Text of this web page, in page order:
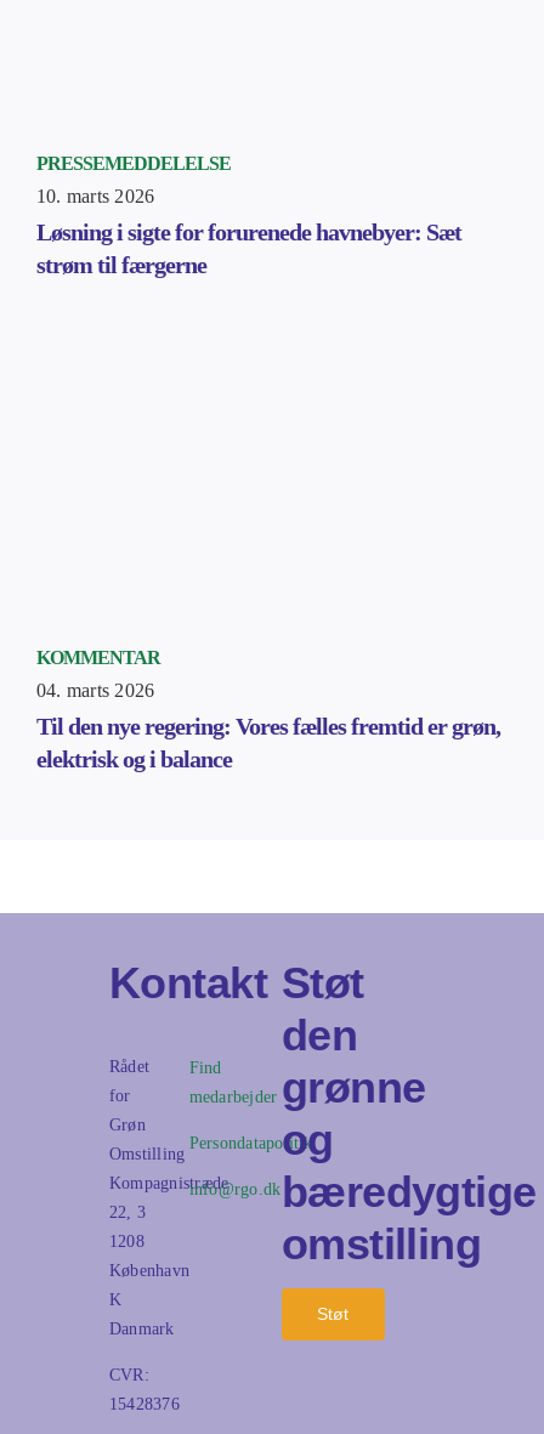
PRESSEMEDDELELSE
10. marts 2026
Løsning i sigte for forurenede havnebyer: Sæt
strøm til færgerne
KOMMENTAR
04. marts 2026
Til den nye regering: Vores fælles fremtid er grøn,
elektrisk og i balance
Kontakt
Rådet
for
Grøn
Omstilling
Kompagnistræde
22, 3
1208
København
K
Danmark
CVR:
15428376
Find
medarbejder
Persondatapolitik
info@rgo.dk
Støt
den
grønne
og
bæredygtige
omstilling
Støt